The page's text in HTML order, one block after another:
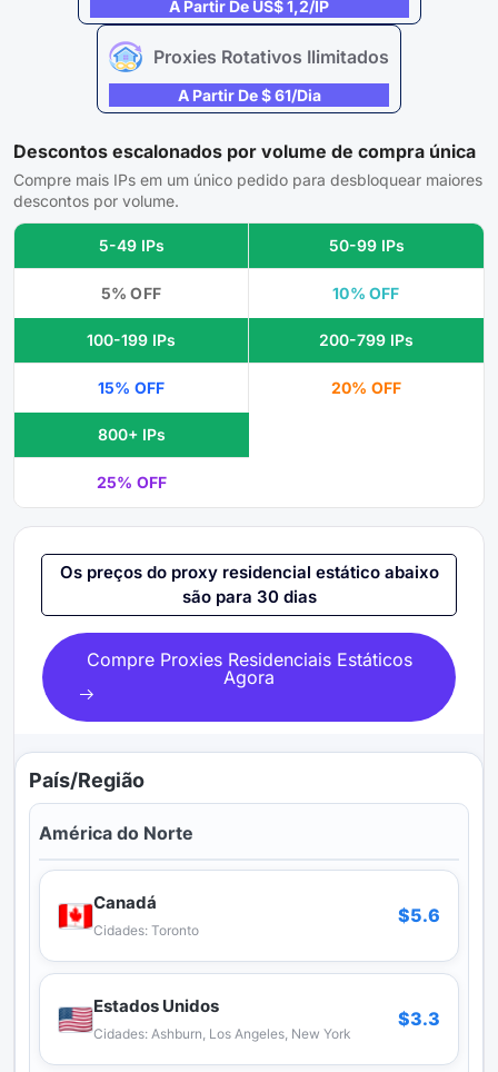
A Partir De US$ 1,2/IP
Proxies Rotativos Ilimitados
A Partir De $ 61/dia
Descontos escalonados por volume de compra única
Compre mais IPs em um único pedido para desbloquear maiores
descontos por volume.
5-49 IPs
5% OFF
50-99 IPs
10% OFF
100-199 IPs
15% OFF
200-799 IPs
20% OFF
800+ IPs
25% OFF
Os preços do proxy residencial estático abaixo
são para 30 dias
Compre Proxies Residenciais Estáticos
Agora